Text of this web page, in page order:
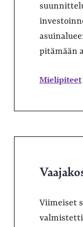
pitämään
Mielipiteet
Viimeiset